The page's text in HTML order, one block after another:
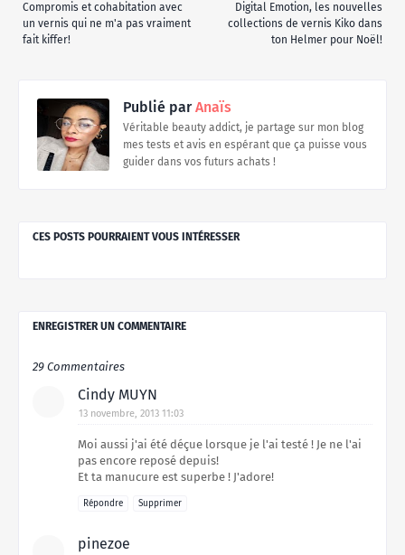
Digital Emotion, les nouvelles
collections de vernis Kiko dans
ton Helmer pour Noël!
Compromis et cohabitation avec
un vernis qui ne m'a pas vraiment
fait kiffer!
Publié parAnaïs
Véritable beauty addict, je partage sur mon blog
mes tests et avis en espérant que ça puisse vous
guider dans vos futurs achats !
CES POSTS POURRAIENT VOUS INTÉRESSER
ENREGISTRER UN COMMENTAIRE
29 Commentaires
Cindy MUYN
13 novembre, 2013 11:03
Moi aussi j'ai été déçue lorsque je l'ai testé ! Je ne l'ai
pas encore reposé depuis!
Et ta manucure est superbe ! J'adore!
Répondre Supprimer
pinezoe